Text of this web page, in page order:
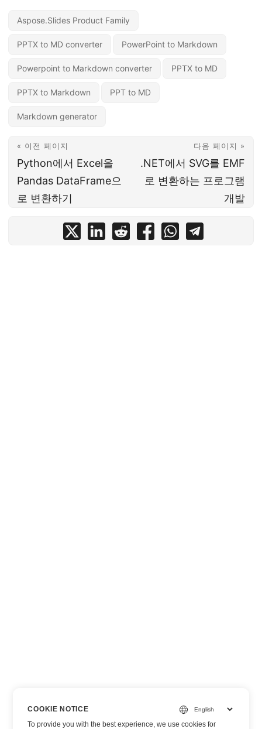
Aspose.Slides Product Family
PPTX to MD converter PowerPoint to Markdown
Powerpoint to Markdown converter PPTX to MD
PPTX to Markdown PPT to MD
Markdown generator
« 이전 페이지
Python에서 Excel을
Pandas DataFrame으
로 변환하기
다음 페이지 »
.NET에서 SVG를 EMF
로 변환하는 프로그램
개발
COOKIE NOTICE
To provide you with the best experience, we use cookies for